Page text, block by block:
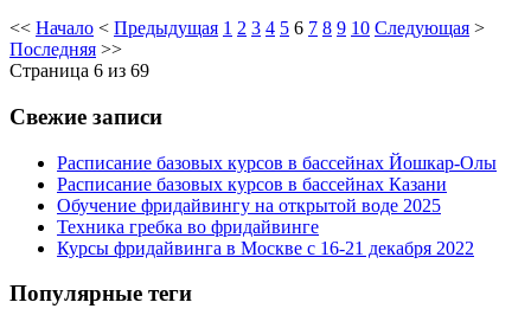
<< Начало < Предыдущая 1 2 3 4 5 6 7 8 9 10 Следующая >
Последняя >>
Страница 6 из 69
Свежие записи
Расписание базовых курсов в бассейнах Йошкар-Олы
Расписание базовых курсов в бассейнах Казани
Обучение фридайвингу на открытой воде 2025
Техника гребка во фридайвинге
Курсы фридайвинга в Москве с 16-21 декабря 2022
Популярные теги